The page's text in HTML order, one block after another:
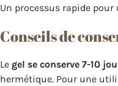
Un processus rapide pour
Conseils de
Le gel se conserve 7-10
hermétique. Pour une